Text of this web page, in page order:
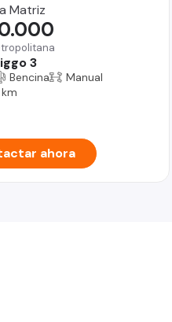
Matriz
3
Bencina
Manual
ahora